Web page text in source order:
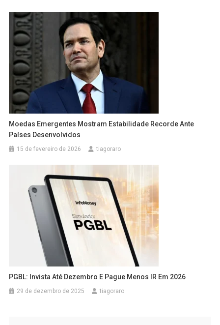
Moedas Emergentes Mostram Estabilidade Recorde Ante
Países Desenvolvidos
15 de fevereiro de 2026 tiagoraro
PGBL: Invista Até Dezembro E Pague Menos IR Em 2026
29 de dezembro de 2025 tiagoraro